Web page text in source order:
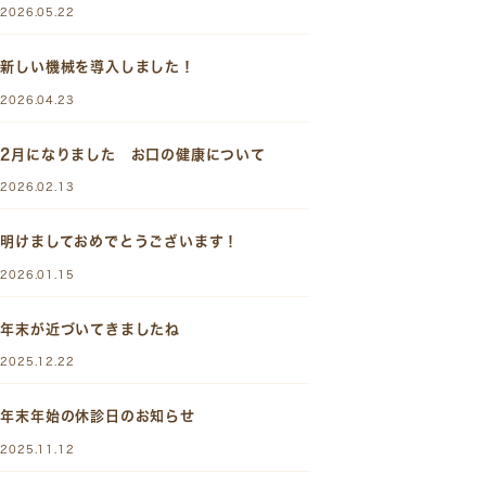
2026.05.22
新しい機械を導入しました！
2026.04.23
2月になりました お口の健康について
2026.02.13
明けましておめでとうございます！
2026.01.15
年末が近づいてきましたね
2025.12.22
年末年始の休診日のお知らせ
2025.11.12